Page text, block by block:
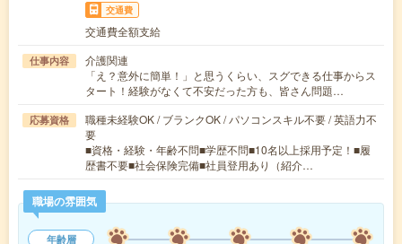
交通費
交通費全額支給
仕事内容
介護関連
「え？意外に簡単！」と思うくらい、スグできる仕事からス
タート！経験がなくて不安だった方も、皆さん問題…
応募資格
職種未経験OK / ブランクOK / パソコンスキル不要 / 英語力不
要
■資格・経験・年齢不問■学歴不問■10名以上採用予定！■履
歴書不要■社会保険完備■社員登用あり（紹介…
職場の雰囲気
年齢層